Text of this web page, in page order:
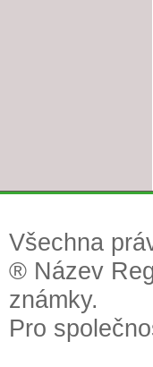
Všechna
® Název
známky.
Pro